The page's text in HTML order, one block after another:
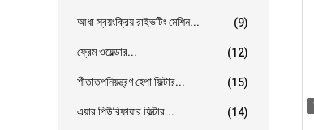
আধা স্বয়ংক্রিয় রাইভটিং মেশিন... (9)
ফ্রেম ওয়েল্ডার... (12)
শীতাতপনিয়ন্ত্রণ হেপা ফিল্টার... (15)
এয়ার পিউরিফায়ার ফিল্টার... (14)